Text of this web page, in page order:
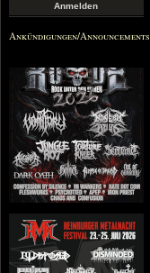
Anmelden
Ankündigungen/Announcements